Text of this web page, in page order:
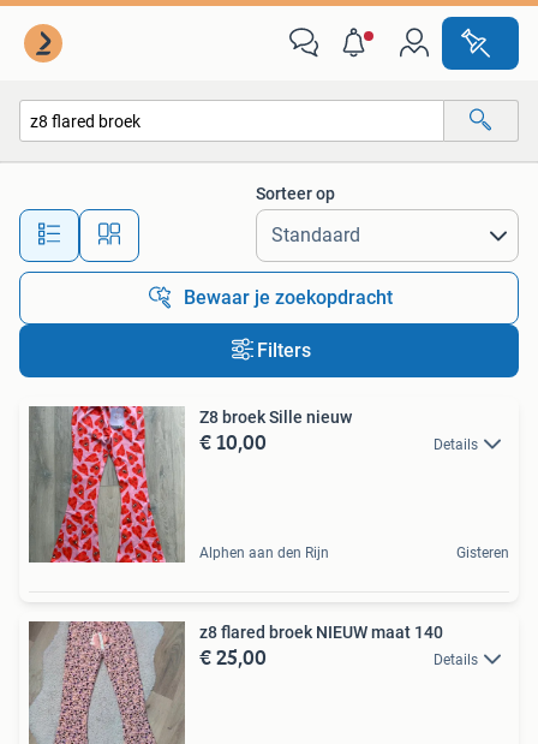
Alle afstanden…
Sorteer op
Bewaar je zoekopdracht
Filters
Z8 broek Sille nieuw
€ 10,00 Details
Alphen aan den Rijn Gisteren
z8 flared broek NIEUW maat 140
€ 25,00 Details